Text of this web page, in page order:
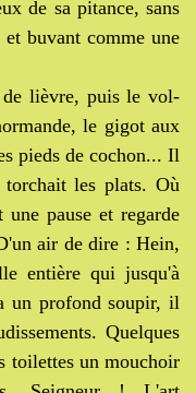
de sa pitance, sans
buvant comme une
lièvre, puis le vol-
le gigot aux
pieds de cochon... Il
les plats. Où
pause et regarde
air de dire : Hein,
entière qui jusqu'à
un profond soupir, il
Quelques
toilettes un mouchoir